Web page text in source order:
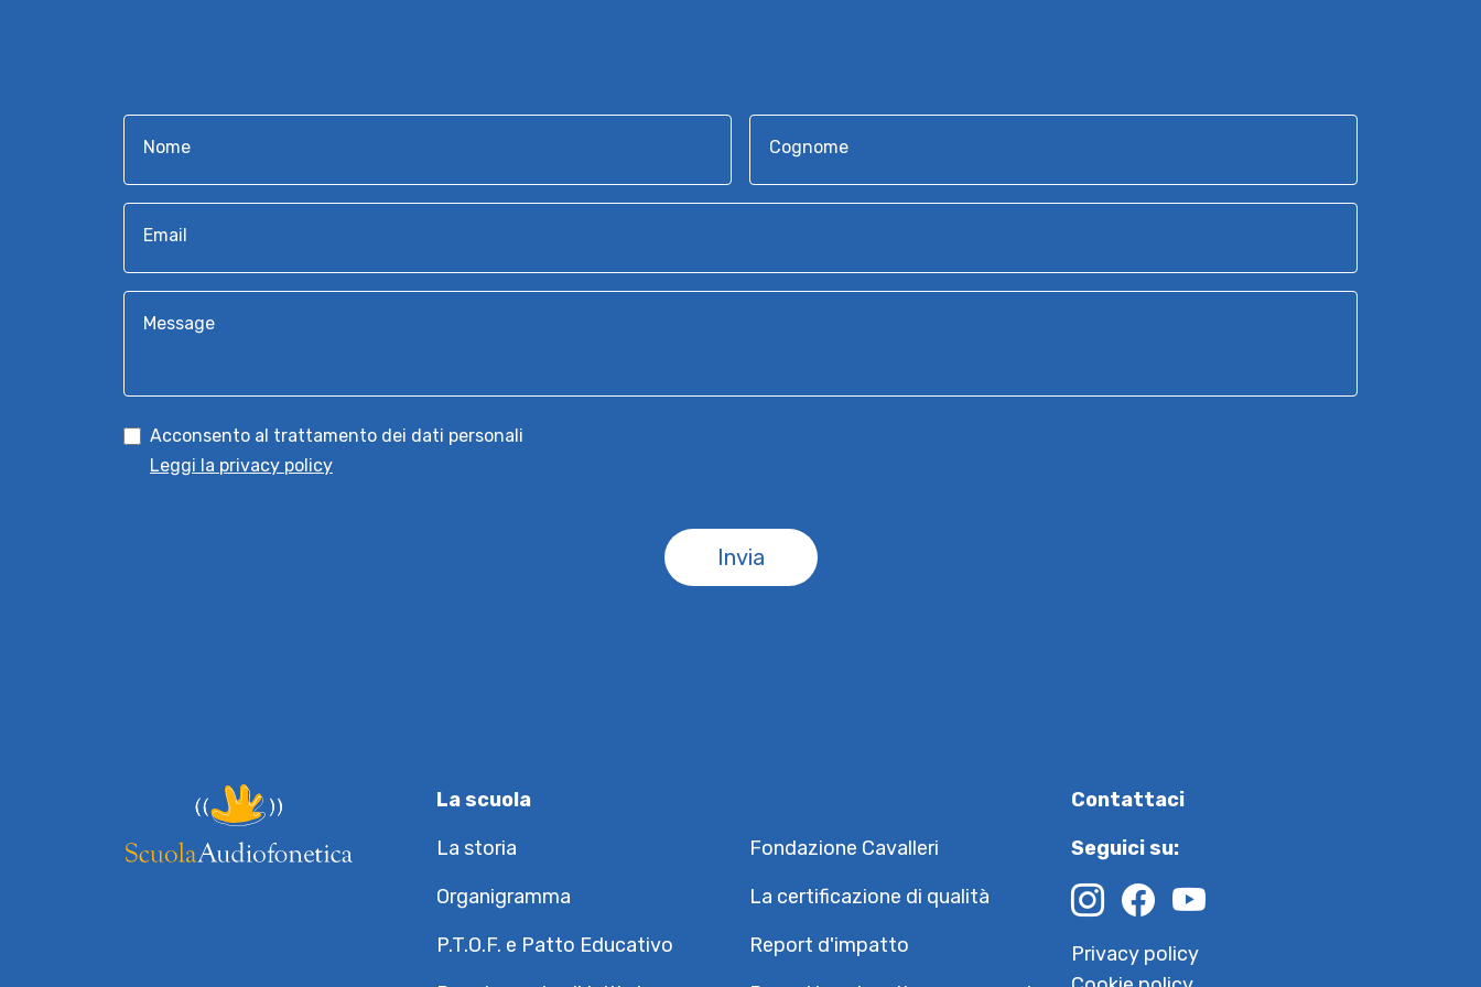
Nome Cognome
Email
Message
Acconsento al trattamento dei dati personali
Leggi la privacy policy
Invia
La scuola
La storia
Fondazione Cavalleri
Organigramma
La certificazione di qualità
P.T.O.F. e Patto Educativo
Report d'impatto
Contattaci
Seguici su:
Privacy policy